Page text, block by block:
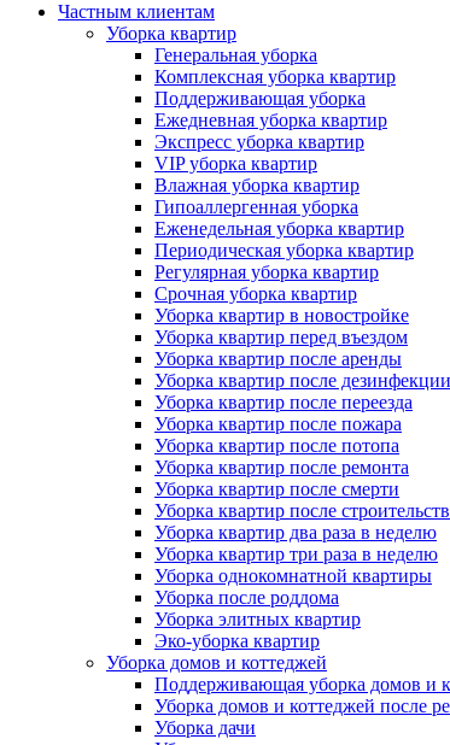
Частным клиентам
Уборка квартир
Генеральная уборка
Комплексная уборка квартир
Поддерживающая уборка
Ежедневная уборка квартир
Экспресс уборка квартир
VIP уборка квартир
Влажная уборка квартир
Гипоаллергенная уборка
Еженедельная уборка квартир
Периодическая уборка квартир
Регулярная уборка квартир
Срочная уборка квартир
Уборка квартир в новостройке
Уборка квартир перед въездом
Уборка квартир после аренды
Уборка квартир после дезинфекции
Уборка квартир после переезда
Уборка квартир после пожара
Уборка квартир после потопа
Уборка квартир после ремонта
Уборка квартир после смерти
Уборка квартир после
Уборка квартир два раза в неделю
Уборка квартир три раза в неделю
Уборка однокомнатной квартиры
Уборка после роддома
Уборка элитных квартир
Эко-уборка квартир
Уборка домов и коттеджей
Поддерживающая уборка домов и
Уборка домов и коттеджей после
Уборка дачи